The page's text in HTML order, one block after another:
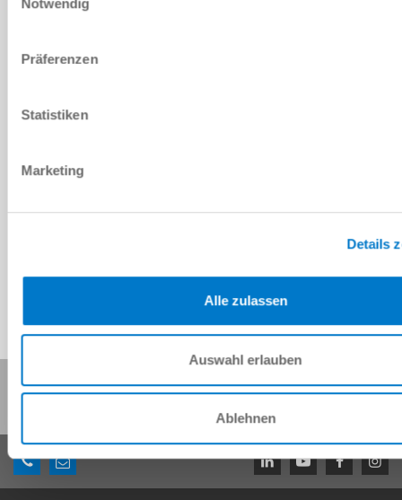
Notwendig
Präferenzen
Statistiken
Marketing
Details
Alle zulassen
Auswahl erlauben
Ablehnen